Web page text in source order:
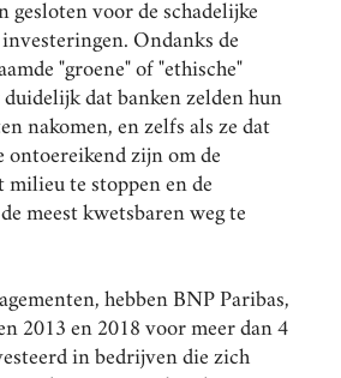
gesloten voor de schadelijke
Ondanks de
"groene" of "ethische"
duidelijk dat banken zelden hun
nakomen, en zelfs als ze dat
ontoereikend zijn om de
milieu te stoppen en de
meest kwetsbaren weg te
hebben BNP Paribas,
2013 en 2018 voor meer dan 4
in bedrijven die zich